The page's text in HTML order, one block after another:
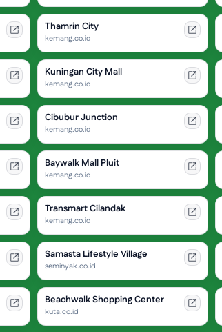
Thamrin City
kemang.co.id
Kuningan City Mall
kemang.co.id
Cibubur Junction
kemang.co.id
Baywalk Mall Pluit
kemang.co.id
Transmart Cilandak
kemang.co.id
Samasta Lifestyle Village
seminyak.co.id
Beachwalk Shopping Center
kuta.co.id